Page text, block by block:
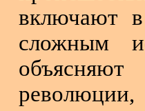
включают
сложным